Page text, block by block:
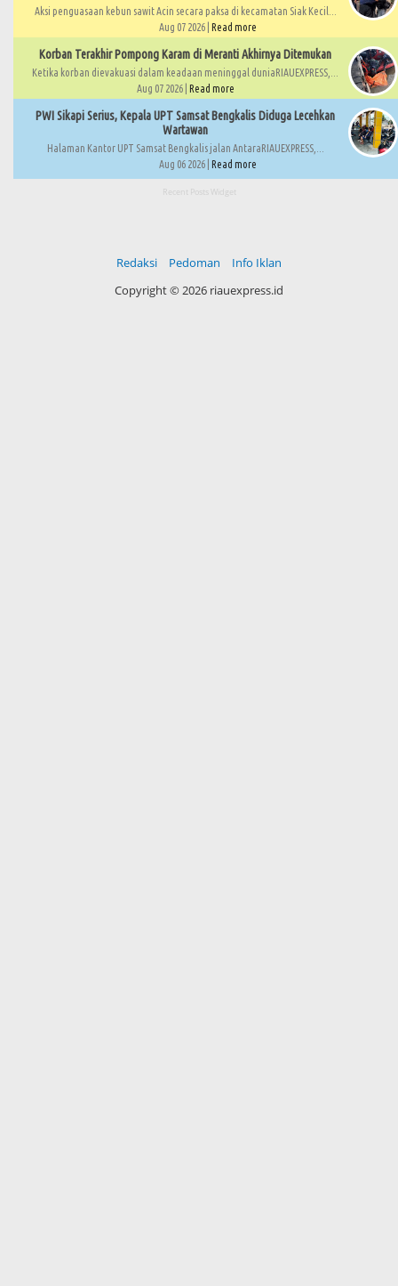
Aksi penguasaan kebun sawit Acin secara paksa di kecamatan Siak Kecil...
Aug 07 2026 | Read more
Korban Terakhir Pompong Karam di Meranti Akhirnya Ditemukan
Ketika korban dievakuasi dalam keadaan meninggal duniaRIAUEXPRESS,...
Aug 07 2026 | Read more
PWI Sikapi Serius, Kepala UPT Samsat Bengkalis Diduga Lecehkan
Wartawan
Halaman Kantor UPT Samsat Bengkalis jalan AntaraRIAUEXPRESS,...
Aug 06 2026 | Read more
Recent Posts Widget
Redaksi Pedoman
Info Iklan
Copyright © 2026 riauexpress.id